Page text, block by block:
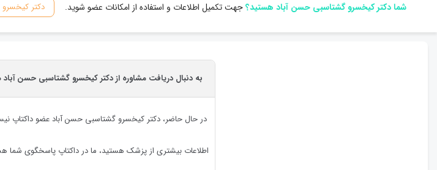
شما دکتر کیخسرو گشتاسبی حسن آباد هستید؟جهت تکمیل اطلاعات و استفاده از امکانات عضو شوید. دکتر
به دنبال دریافت مشاوره از دکتر کیخسرو گشتاسبی حسن
در حال حاضر، دکتر کیخسرو گشتاسبی حسن آبادعضو داکتاپ
اطلاعات بیشتری از پزشک هستید، ما در داکتاپ پاسخگوی شما